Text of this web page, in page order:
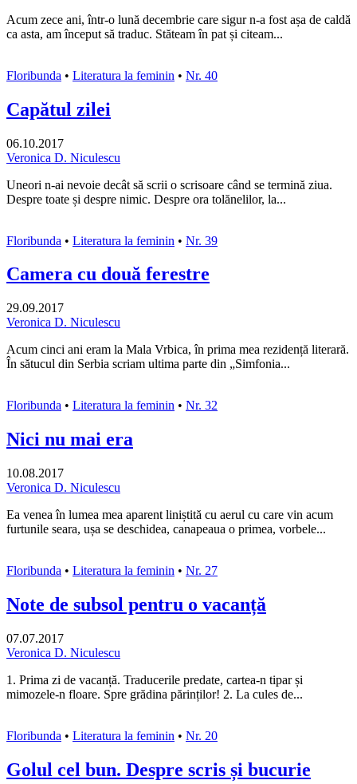
Acum zece ani, într-o lună decembrie care sigur n-a fost așa de caldă
ca asta, am început să traduc. Stăteam în pat și citeam...
Floribunda • Literatura la feminin • Nr. 40
Capătul zilei
06.10.2017
Veronica D. Niculescu
Uneori n-ai nevoie decât să scrii o scrisoare când se termină ziua.
Despre toate și despre nimic. Despre ora tolănelilor, la...
Floribunda • Literatura la feminin • Nr. 39
Camera cu două ferestre
29.09.2017
Veronica D. Niculescu
Acum cinci ani eram la Mala Vrbica, în prima mea rezidență literară.
În sătucul din Serbia scriam ultima parte din „Simfonia...
Floribunda • Literatura la feminin • Nr. 32
Nici nu mai era
10.08.2017
Veronica D. Niculescu
Ea venea în lumea mea aparent liniștită cu aerul cu care vin acum
furtunile seara, ușa se deschidea, canapeaua o primea, vorbele...
Floribunda • Literatura la feminin • Nr. 27
Note de subsol pentru o vacanță
07.07.2017
Veronica D. Niculescu
1. Prima zi de vacanță. Traducerile predate, cartea-n tipar și
mimozele-n floare. Spre grădina părinților! 2. La cules de...
Floribunda • Literatura la feminin • Nr. 20
Golul cel bun. Despre scris și bucurie